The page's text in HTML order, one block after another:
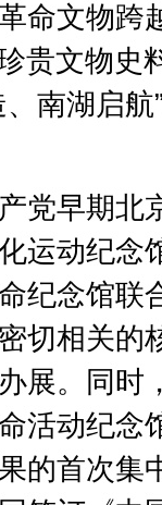
命文物跨
贵文物史
南湖启航
早期北
运动纪念
纪念馆联
切相关的
展。同时
活动纪念
的首次集